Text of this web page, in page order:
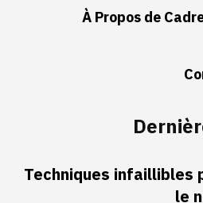
À Propos de
Techniques infaillibles
le